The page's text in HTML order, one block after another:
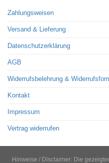
Zahlungsweisen
Versand & Lieferung
Datenschutzerklärung
AGB
Widerrufsbelehrung &
Kontakt
Impressum
Vertrag widerrufen
Hinweise / Disclaimer: Die